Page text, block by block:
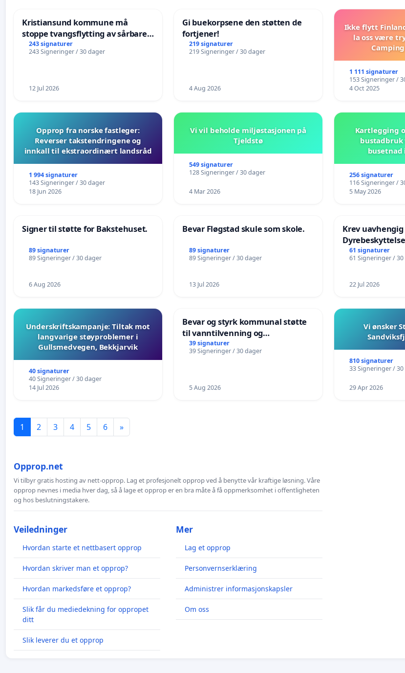
Kristiansund kommune må
stoppe tvangsflytting av sårbare
eldre
243 signaturer
243 Signeringer / 30 dager
12 Jul 2026
Gi buekorpsene den støtten de
fortjener!
219 signaturer
219 Signeringer / 30 dager
4 Aug 2026
Ikke flytt
la oss være
1 111 signaturer
153 Signeringer /
4 Oct 2025
Opprop fra norske fastleger:
Reverser takstendringene og
innkall til ekstraordinært landsråd
1 994 signaturer
143 Signeringer / 30 dager
18 Jun 2026
Vi vil beholde miljøstasjonen på
Tjeldstø
549 signaturer
128 Signeringer / 30 dager
4 Mar 2026
Kartlegging
bustadbruk
busetnad
256 signaturer
116 Signeringer /
5 May 2026
Signer til støtte for Bakstehuset.
89 signaturer
89 Signeringer / 30 dager
6 Aug 2026
Bevar Fløgstad skule som skole.
89 signaturer
89 Signeringer / 30 dager
13 Jul 2026
Krev
61 signaturer
61 Signeringer /
22 Jul 2026
Underskriftskampanje: Tiltak mot
langvarige støyproblemer i
Gullsmedvegen, Bekkjarvik
40 signaturer
40 Signeringer / 30 dager
14 Jul 2026
Bevar og styrk kommunal støtte
til vanntilvenning og
svømmeopplæring i barnehagene
i Haugesund
39 signaturer
39 Signeringer / 30 dager
5 Aug 2026
Vi ønsker
810 signaturer
33 Signeringer /
29 Apr 2026
1 2 3 4 5 6 »
Opprop.net
Vi tilbyr gratis hosting av nett-opprop. Lag et profesjonelt opprop ved å benytte vår kraftige løsning. Våre
opprop nevnes i media hver dag, så å lage et opprop er en bra måte å få oppmerksomhet i offentligheten
og hos beslutningstakere.
Veiledninger
Hvordan starte et nettbasert opprop
Hvordan skriver man et opprop?
Hvordan markedsføre et opprop?
Slik får du mediedekning for oppropet
ditt
Slik leverer du et opprop
Mer
Lag et opprop
Personvernserklæring
Administrer informasjonskapsler
Om oss